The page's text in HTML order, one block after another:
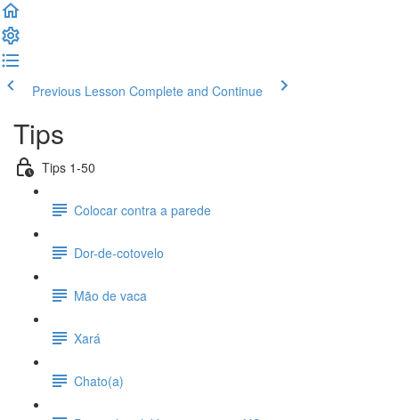
Previous Lesson Complete and Continue
Tips
Tips 1-50
Colocar contra a parede
Dor-de-cotovelo
Mão de vaca
Xará
Chato(a)